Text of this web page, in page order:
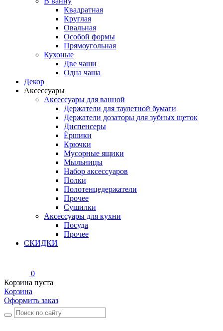
Квадратная
Круглая
Овальная
Особой формы
Прямоугольная
Кухоные
Две чаши
Одна чаша
Декор
Аксессуары
Аксессуары для ванной
Держатели для таулетной бумаги
Держатели дозаторы для зубных щеток
Диспенсеры
Ёршики
Крючки
Мусорные ящики
Мыльницы
Набор аксессуаров
Полки
Полотенцедержатели
Прочее
Сушилки
Аксессуары для кухни
Посуда
Прочее
СКИДКИ
0
Корзина пуста
Корзина
Оформить заказ